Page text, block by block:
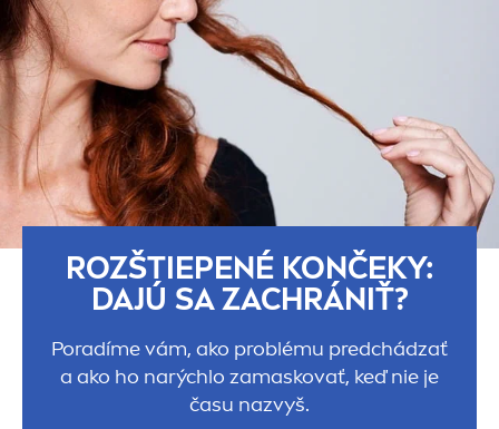
ROZŠTIEPENÉ KONČEKY:
DAJÚ SA ZACHRÁNIŤ?
Poradíme vám, ako problému predchádzať
a ako ho narýchlo zamaskovať, keď nie je
času nazvyš.